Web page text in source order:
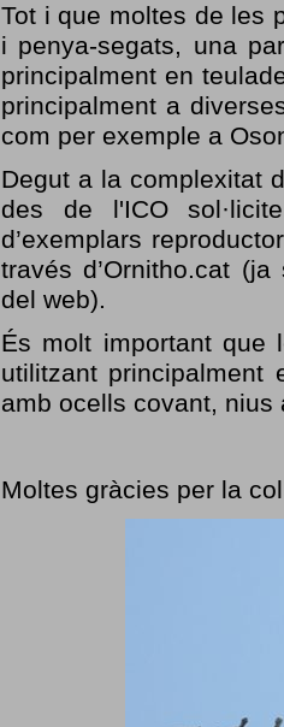
Tot i que moltes de les
i penya-segats, una
principalment en
principalment a
com per exemple a
Degut a la complexitat
des de l'ICO
d’exemplars
través d’Ornitho.cat
del web).
És molt important que
utilitzant
amb ocells covant,
Moltes gràcies per la